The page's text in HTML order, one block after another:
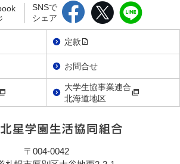
SNSで
シェア
定款
お問合せ
大学生協事業連合
北海道地区
〒004-0042